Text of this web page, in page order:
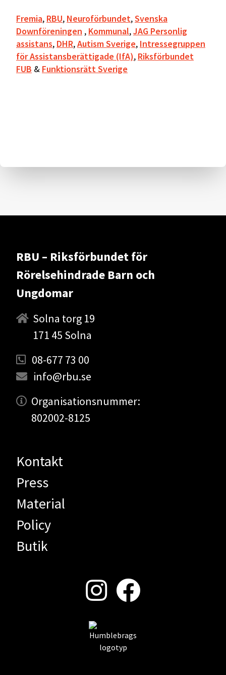
Fremia, RBU, Neuroförbundet,Svenska
Downföreningen , Kommunal,JAG Personlig
assistans, DHR,Autism Sverige, Intressegruppen
för Assistansberättigade (IfA), Riksförbundet
FUB & Funktionsrätt Sverige
RBU – Riksförbundet för
Rörelsehindrade Barn och
Ungdomar
Solna torg 19
171 45 Solna
08-677 73 00
info@rbu.se
Organisationsnummer:
802002-8125
Kontakt
Press
Material
Policy
Butik